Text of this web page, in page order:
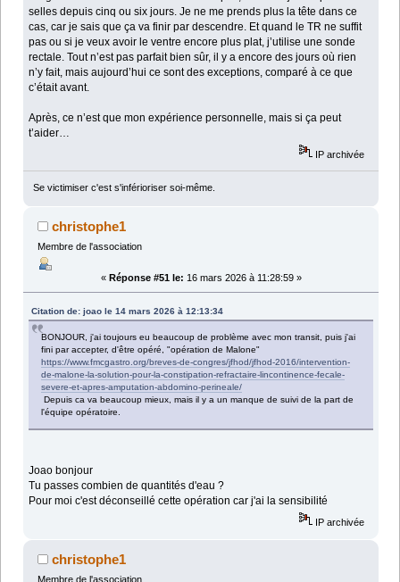
selles depuis cinq ou six jours. Je ne me prends plus la tête dans ce
cas, car je sais que ça va finir par descendre. Et quand le TR ne suffit
pas ou si je veux avoir le ventre encore plus plat, j’utilise une sonde
rectale. Tout n’est pas parfait bien sûr, il y a encore des jours où rien
n’y fait, mais aujourd’hui ce sont des exceptions, comparé à ce que
c’était avant.
Après, ce n’est que mon expérience personnelle, mais si ça peut
t’aider…
IP archivée
Se victimiser c'est s'inférioriser soi-même.
christophe1
Membre de l'association
« Réponse #51 le: 16 mars 2026 à 11:28:59 »
Citation de: joao le 14 mars 2026 à 12:13:34
BONJOUR, j'ai toujours eu beaucoup de problème avec mon transit, puis j'ai
fini par accepter, d'être opéré, "opération de Malone"
https://www.fmcgastro.org/breves-de-congres/jfhod/jfhod-2016/intervention-
de-malone-la-solution-pour-la-constipation-refractaire-lincontinence-fecale-
severe-et-apres-amputation-abdomino-perineale/
Depuis ca va beaucoup mieux, mais il y a un manque de suivi de la part de
l'équipe opératoire.
Joao bonjour
Tu passes combien de quantités d'eau ?
Pour moi c'est déconseillé cette opération car j'ai la sensibilité
IP archivée
christophe1
Membre de l'association